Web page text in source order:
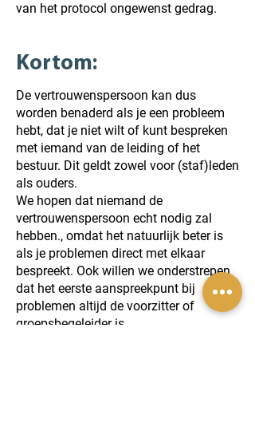
van het protocol ongewenst gedrag.
Kortom:
De vertrouwenspersoon kan dus
worden benaderd als je een probleem
hebt, dat je niet wilt of kunt bespreken
met iemand van de leiding of het
bestuur. Dit geldt zowel voor (staf)leden
als ouders.
We hopen dat niemand de
vertrouwenspersoon echt nodig zal
hebben., omdat het natuurlijk beter is
als je problemen direct met elkaar
bespreekt. Ook willen we onderstrepen
dat het eerste aanspreekpunt bij
problemen altijd de voorzitter of
groepsbegeleider is.